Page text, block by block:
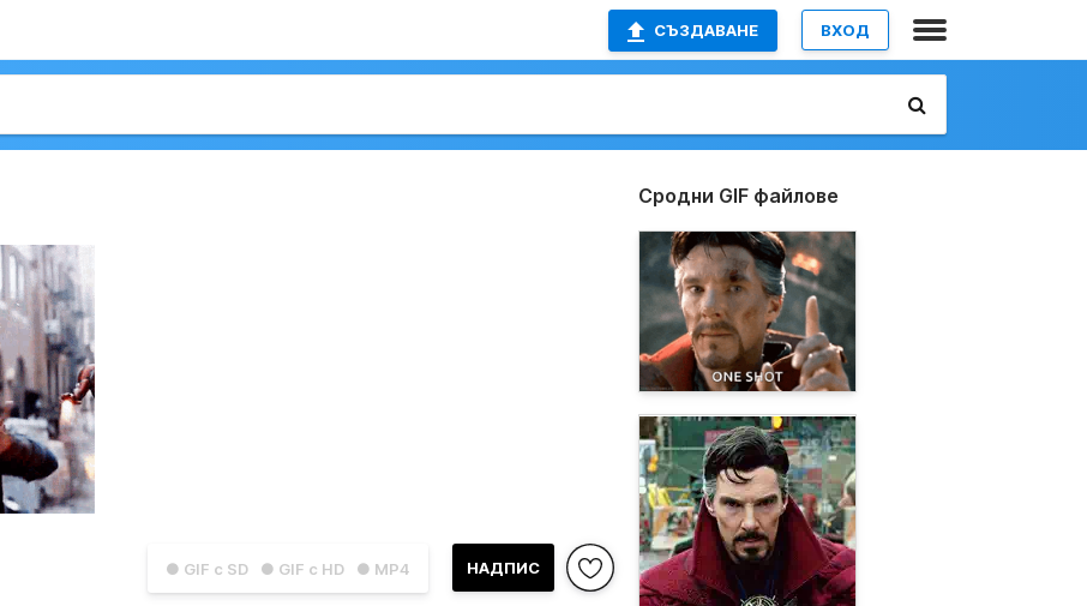
СЪЗДАВАНЕ ВХОД
● GIF с SD ● GIF с HD ● MP4 НАДПИС
Сродни GIF файлове